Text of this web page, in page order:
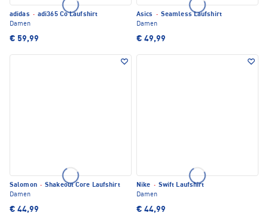
adidas · adi365 Co Laufshirt
Damen
€ 59,99
Asics · Seamless Laufshirt
Damen
€ 49,99
Salomon · Shakeout Core Laufshirt
Damen
€ 44,99
Nike · Swift Laufshirt
Damen
€ 44,99